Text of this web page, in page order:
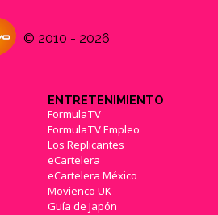
© 2010 - 2026
ENTRETENIMIENTO
FormulaTV
FormulaTV Empleo
Los Replicantes
eCartelera
eCartelera México
Movienco UK
Guía de Japón